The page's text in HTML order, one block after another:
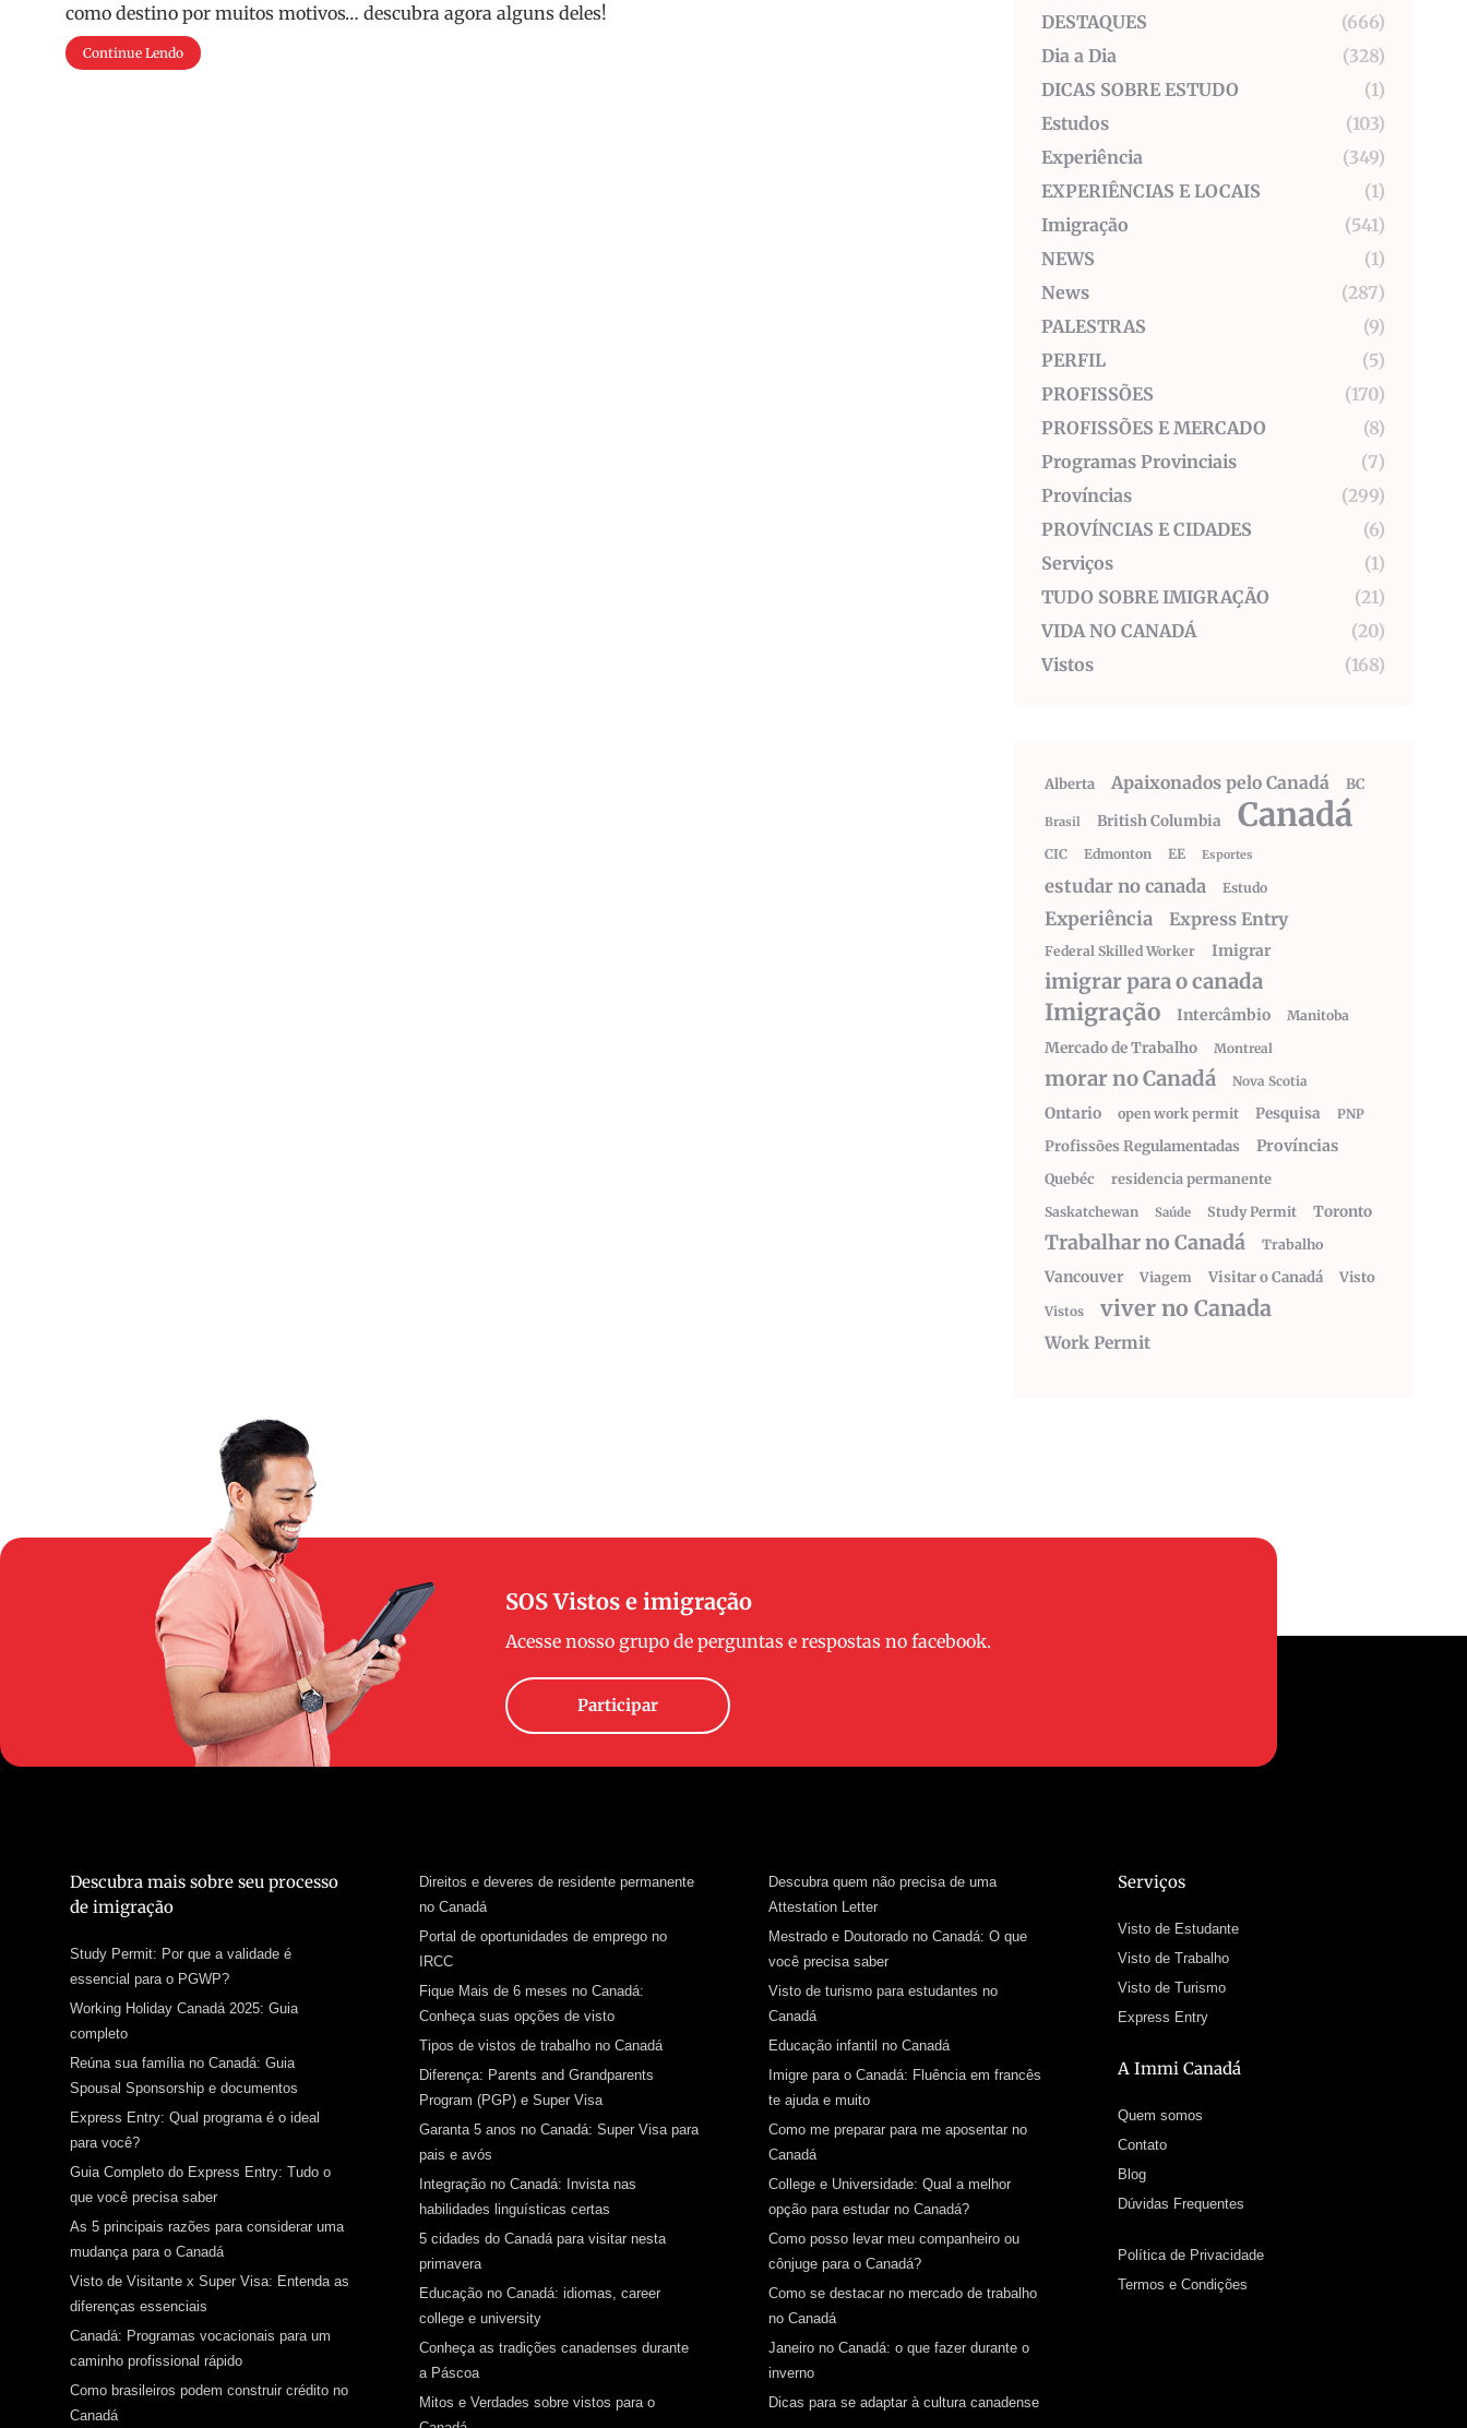
como destino por muitos motivos… descubra agora alguns deles!
Continue Lendo
DESTAQUES
(666)
Dia a Dia
(328)
DICAS SOBRE ESTUDO
(1)
Estudos
(103)
Experiência
(349)
EXPERIÊNCIAS E LOCAIS
(1)
Imigração
(541)
NEWS
(1)
News
(287)
PALESTRAS
(9)
PERFIL
(5)
PROFISSÕES
(170)
PROFISSÕES E MERCADO
(8)
Programas Provinciais
(7)
Províncias
(299)
PROVÍNCIAS E CIDADES
(6)
Serviços
(1)
TUDO SOBRE IMIGRAÇÃO
(21)
VIDA NO CANADÁ
(20)
Vistos
(168)
Alberta Apaixonados pelo Canadá BC
Brasil British Columbia Canadá
CIC Edmonton EE Esportes
estudar no canada Estudo
Experiência Express Entry
Federal Skilled Worker Imigrar
imigrar para o canada
Imigração Intercâmbio Manitoba
Mercado de Trabalho Montreal
morar no Canadá Nova Scotia
Ontario open work permit Pesquisa PNP
Profissões Regulamentadas Províncias
Quebéc residencia permanente
Saskatchewan Saúde Study Permit Toronto
Trabalhar no Canadá Trabalho
Vancouver Viagem Visitar o Canadá Visto
Vistos viver no Canada
Work Permit
SOS Vistos e imigração
Acesse nosso grupo de perguntas e respostas no facebook.
Participar
Descubra mais sobre seu processo
de imigração
Study Permit: Por que a validade é
essencial para o PGWP?
Working Holiday Canadá 2025: Guia
completo
Reúna sua família no Canadá: Guia
Spousal Sponsorship e documentos
Express Entry: Qual programa é o ideal
para você?
Guia Completo do Express Entry: Tudo o
que você precisa saber
As 5 principais razões para considerar uma
mudança para o Canadá
Visto de Visitante x Super Visa: Entenda as
diferenças essenciais
Canadá: Programas vocacionais para um
caminho profissional rápido
Como brasileiros podem construir crédito no
Canadá
Direitos e deveres de residente permanente
no Canadá
Portal de oportunidades de emprego no
IRCC
Fique Mais de 6 meses no Canadá:
Conheça suas opções de visto
Tipos de vistos de trabalho no Canadá
Diferença: Parents and Grandparents
Program (PGP) e Super Visa
Garanta 5 anos no Canadá: Super Visa para
pais e avós
Integração no Canadá: Invista nas
habilidades linguísticas certas
5 cidades do Canadá para visitar nesta
primavera
Educação no Canadá: idiomas, career
college e university
Conheça as tradições canadenses durante
a Páscoa
Mitos e Verdades sobre vistos para o
Descubra quem não precisa de uma
Attestation Letter
Mestrado e Doutorado no Canadá: O que
você precisa saber
Visto de turismo para estudantes no
Canadá
Educação infantil no Canadá
Imigre para o Canadá: Fluência em francês
te ajuda e muito
Como me preparar para me aposentar no
Canadá
College e Universidade: Qual a melhor
opção para estudar no Canadá?
Como posso levar meu companheiro ou
cônjuge para o Canadá?
Como se destacar no mercado de trabalho
no Canadá
Janeiro no Canadá: o que fazer durante o
inverno
Dicas para se adaptar à cultura canadense
Serviços
Visto de Estudante
Visto de Trabalho
Visto de Turismo
Express Entry
A Immi Canadá
Quem somos
Contato
Blog
Dúvidas Frequentes
Política de Privacidade
Termos e Condições